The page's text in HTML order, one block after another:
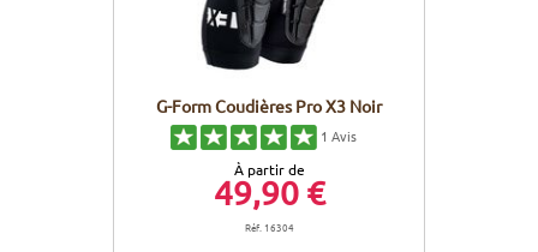
G-Form Coudières Pro X3 Noir
1 Avis
À partir de
49,90 €
Réf. 16304